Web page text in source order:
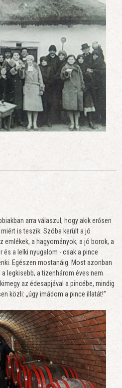
arra válaszul, hogy akik erősen
is teszik. Szóba került a jó
emlékek, a hagyományok, a jó borok, a
a lelki nyugalom - csak a pince
Egészen mostanáig. Most azonban
legkisebb, a tizenhárom éves nem
az édesapjával a pincébe, mindig
közli: „úgy imádom a pince illatát!”